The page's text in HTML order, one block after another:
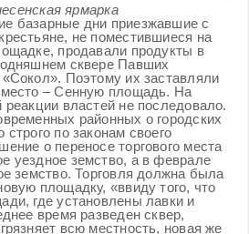
ярмарка
базарные дни приезжавшие с
не поместившиеся на
продавали продукты в
сквере Павших
Поэтому их заставляли
место – Сенную площадь. На
реакции властей не последовало.
районных о городских
по законам своего
о переносе торгового места
уездное земство, а в феврале
земство. Торговля должна была
площадку, «ввиду того, что
где установлены лавки и
время разведен сквер,
всю местность, новая же